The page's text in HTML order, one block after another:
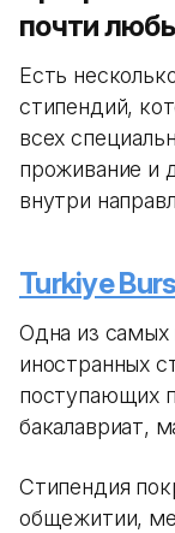
почти
Есть
стипендий,
всех
проживание и
внутри
Turkiye
Одна из самых
иностранных
поступающих
бакалавриат,
Стипендия
общежитии,